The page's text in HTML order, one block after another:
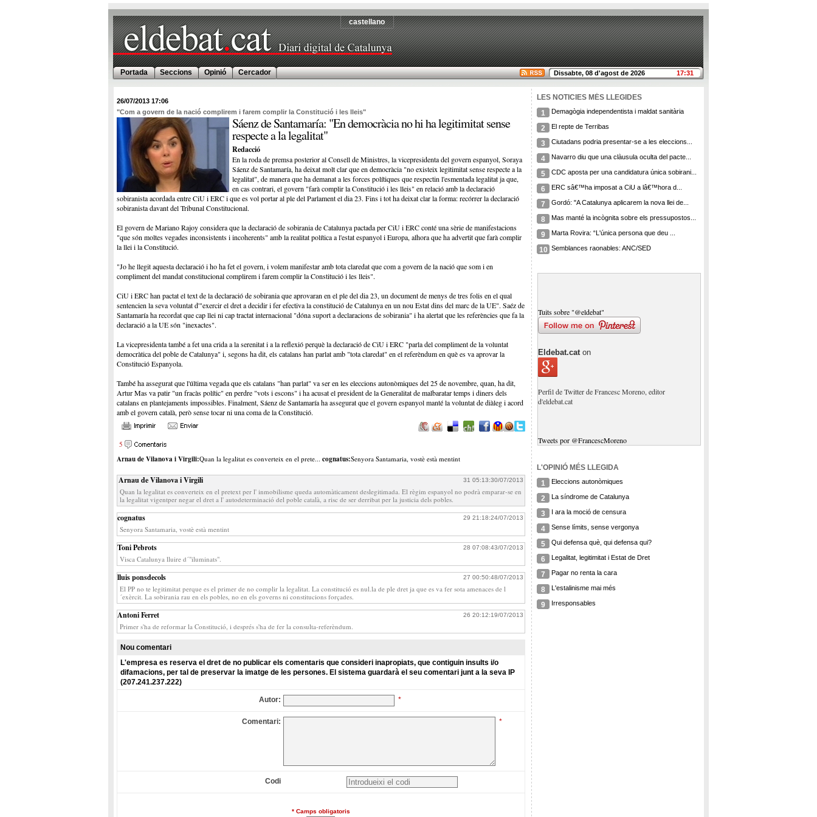
castellano
Dissabte, 08 d'agost de 2026 17:31
Portada Seccions Opinió Cercador
26/07/2013 17:06
"Com a govern de la nació complirem i farem complir la Constitució i les lleis"
Sáenz de Santamaría: "En democràcia no hi ha legitimitat sense
respecte a la legalitat"
Redacció
En la roda de premsa posterior al Consell de Ministres, la vicepresidenta del govern espanyol, Soraya
Sáenz de Santamaría, ha deixat molt clar que en democràcia "no existeix legitimitat sense respecte a la
legalitat", de manera que ha demanat a les forces polítiques que respectin l'esmentada legalitat ja que,
en cas contrari, el govern "farà complir la Constitució i les lleis" en relació amb la declaració
sobiranista acordada entre CiU i ERC i que es vol portar al ple del Parlament el dia 23. Fins i tot ha deixat clar la forma: recórrer la declaració
sobiranista davant del Tribunal Constitucional.
El govern de Mariano Rajoy considera que la declaració de sobirania de Catalunya pactada per CiU i ERC conté una sèrie de manifestacions
"que són moltes vegades inconsistents i incoherents" amb la realitat política a l'estat espanyol i Europa, alhora que ha advertit que farà complir
la llei i la Constitució.
"Jo he llegit aquesta declaració i ho ha fet el govern, i volem manifestar amb tota claredat que com a govern de la nació que som i en
compliment del mandat constitucional complirem i farem complir la Constitució i les lleis".
CiU i ERC han pactat el text de la declaració de sobirania que aprovaran en el ple del dia 23, un document de menys de tres folis en el qual
sentencien la seva voluntat d'"exercir el dret a decidir i fer efectiva la constitució de Catalunya en un nou Estat dins del marc de la UE". Saéz de
Santamaría ha recordat que cap llei ni cap tractat internacional "dóna suport a declaracions de sobirania" i ha alertat que les referències que fa la
declaració a la UE són "inexactes".
La vicepresidenta també a fet una crida a la serenitat i a la reflexió perquè la declaració de CiU i ERC "parla del compliment de la voluntat
democràtica del poble de Catalunya" i, segons ha dit, els catalans han parlat amb "tota claredat" en el referèndum en què es va aprovar la
Constitució Espanyola.
També ha assegurat que l'última vegada que els catalans "han parlat" va ser en les eleccions autonòmiques del 25 de novembre, quan, ha dit,
Artur Mas va patir "un fracàs polític" en perdre "vots i escons" i ha acusat el president de la Generalitat de malbaratar temps i diners dels
catalans en plantejaments impossibles. Finalment, Sáenz de Santamaría ha assegurat que el govern espanyol manté la voluntat de diàleg i acord
amb el govern català, però sense tocar ni una coma de la Constitució.
5
Arnau de Vilanova i Virgili:Quan la legalitat es converteix en el prete... cognatus:Senyora Santamaria, vostè està mentint
Arnau de Vilanova i Virgili 31 05:13:30/07/2013
Quan la legalitat es converteix en el pretext per l' inmobilisme queda automàticament deslegitimada. El règim espanyol no podrà emparar-se en
la legalitat vigentper negar el dret a l' autodeterminació del poble català, a risc de ser derribat per la justicia dels pobles.
cognatus 29 21:18:24/07/2013
Senyora Santamaria, vostè està mentint
Toni Pebrots 28 07:08:43/07/2013
Visca Catalunya lluire d´"iluminats".
lluis ponsdecols 27 00:50:48/07/2013
El PP no te legitimitat perque es el primer de no complir la legalitat. La constitució es nul.la de ple dret ja que es va fer sota amenaces de l
´exèrcit. La sobirania rau en els pobles, no en els governs ni constitucions forçades.
Antoni Ferret 26 20:12:19/07/2013
Primer s'ha de reformar la Constitució, i després s'ha de fer la consulta-referèndum.
Nou comentari
L'empresa es reserva el dret de no publicar els comentaris que consideri inapropiats, que contiguin insults i/o
difamacions, per tal de preservar la imatge de les persones. El sistema guardarà el seu comentari junt a la seva IP
(207.241.237.222)
Autor: *
Comentari: *
Codi
* Camps obligatoris
LES NOTICIES MÉS LLEGIDES
1
Demagògia independentista i maldat sanitària
2 El repte de Terribas
3 Ciutadans podria presentar-se a les eleccions...
4 Navarro diu que una clàusula oculta del pacte...
5 CDC aposta per una candidatura única sobirani...
6 ERC sâ€™ha imposat a CiU a lâ€™hora d...
7 Gordó: "A Catalunya aplicarem la nova llei de...
8 Mas manté la incògnita sobre els pressupostos...
9 Marta Rovira: “L'única persona que deu ...
10 Semblances raonables: ANC/SED
Tuits sobre "@eldebat"
Eldebat.cat on
Perfil de Twitter de Francesc Moreno, editor
d'eldebat.cat
Tweets por @FrancescMoreno
L'OPINIÓ MÉS LLEGIDA
1
Eleccions autonòmiques
2 La síndrome de Catalunya
3 I ara la moció de censura
4 Sense límits, sense vergonya
5 Qui defensa què, qui defensa qui?
6 Legalitat, legitimitat i Estat de Dret
7 Pagar no renta la cara
8 L'estalinisme mai més
9 Irresponsables